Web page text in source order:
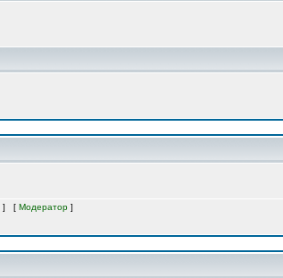
] [ Модератор ]